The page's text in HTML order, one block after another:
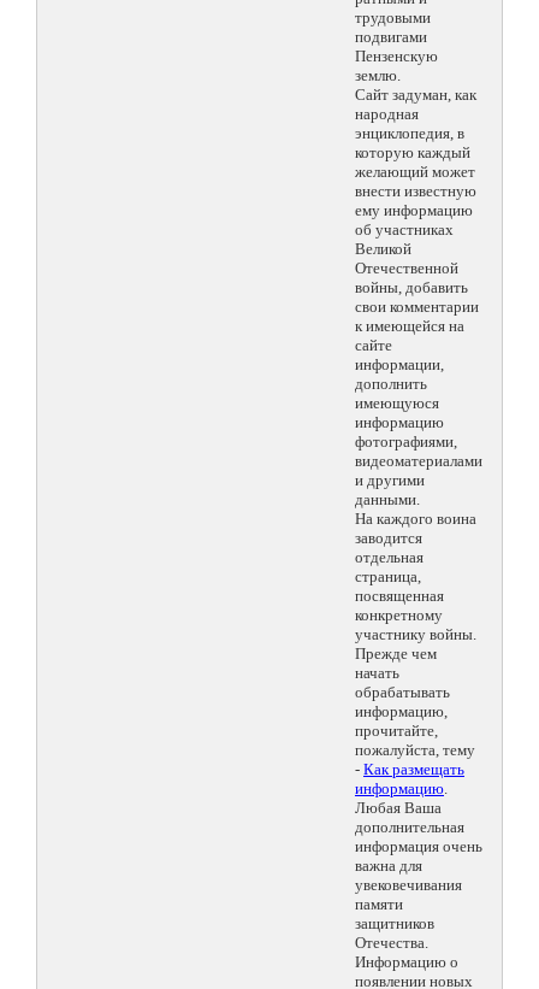
трудовыми
подвигами
Пензенскую
землю.
Сайт задуман, как
народная
энциклопедия, в
которую каждый
желающий может
внести известную
ему информацию
об участниках
Великой
Отечественной
войны, добавить
свои комментарии
к имеющейся на
сайте
информации,
дополнить
имеющуюся
информацию
фотографиями,
видеоматериалами
и другими
данными.
На каждого воина
заводится
отдельная
страница,
посвященная
конкретному
участнику войны.
Прежде чем
начать
обрабатывать
информацию,
прочитайте,
пожалуйста, тему
- Как размещать
информацию.
Любая Ваша
дополнительная
информация очень
важна для
увековечивания
памяти
защитников
Отечества.
Информацию о
появлении новых